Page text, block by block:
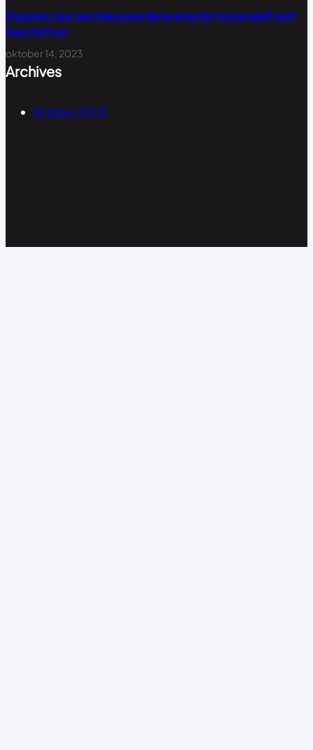
Stappen naar een blessurevrije levensstijl: hoe je jezelf kunt
beschermen
oktober 14, 2023
Archives
oktober 2023